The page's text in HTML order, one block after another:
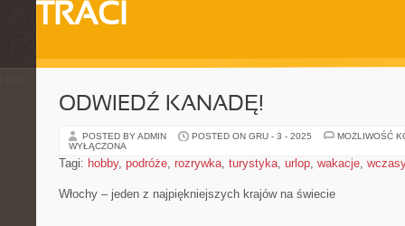
TRACI
ODWIEDŹ KANADĘ!
POSTED BY ADMIN POSTED ON GRU - 3 - 2025
MOŻLIWOŚĆ
WYŁĄCZONA
Tagi: hobby, podróże, rozrywka, turystyka, urlop, wakacje,
Włochy – jeden z najpiękniejszych krajów na świecie